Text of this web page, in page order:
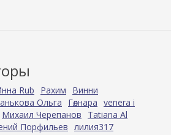
Rub Рахим
Винни
Ольга Гөлнара venera i
Михаил Черепанов
Tatiana Al
Порфильев лилия317